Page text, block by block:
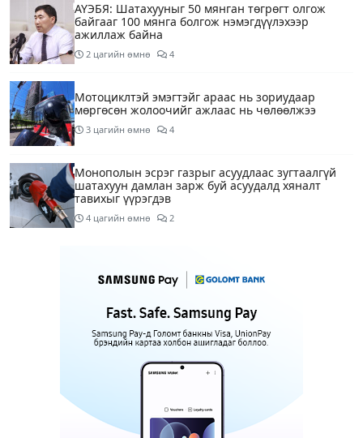
АҮЭБЯ: Шатахууныг 50 мянган төгрөгт олгож
байгааг 100 мянга болгож нэмэгдүүлэхээр
ажиллаж байна
2 цагийн өмнө 4
Мотоциклтэй эмэгтэйг араас нь зориудаар
мөргөсөн жолоочийг ажлаас нь чөлөөлжээ
3 цагийн өмнө 4
Монополын эсрэг газрыг асуудлаас зугтаалгүй
шатахуун дамлан зарж буй асуудалд хяналт
тавихыг үүрэгдэв
4 цагийн өмнө 2
настай охиныг 7 дахь өдрөө хайж байна
АҮЭБЯ: Тэгш, сондгойг мөрдөөгүй 7 ШТС-д
торгууль ногдуулах, тусгай зөвшөөрлийг нь
цуцлах хүртэл арга хэмжээ авахыг сануулав
Боловсролын сайд Л.Энх-Амгалан Pearson
компанийн удирдлагуудтай уулзаж, хамтын